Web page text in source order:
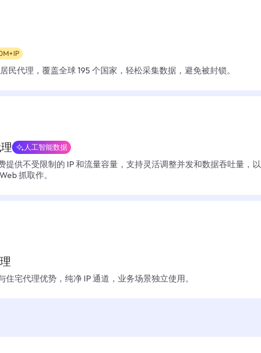
民代理，覆盖全球 195 个国家，轻松采集数据，避免被封锁。
人工智能数据
提供不受限制的 IP 和流量容量，支持灵活调整并发和数据吞吐量，以
抓取作。
住宅代理优势，纯净 IP 通道，业务场景独立使用。